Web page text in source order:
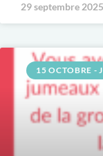
29 septembre 2025
15 OCTOBRE -